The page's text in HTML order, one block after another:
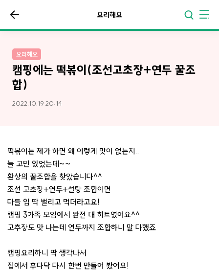
요리해요
요리해요
캠핑에는 떡볶이(조선고초장+연두 꿀조
합)
2022.10.19 20:14
떡볶이는 제가 하면 왜 이렇게 맛이 없는지..
늘 고민 있었는데~~
환상의 꿀조합을 찾았습니다^^
조선 고초장+연두+설탕 조합이면
다들 입 딱 벌리고 먹더라고요!
캠핑 3가족 모임에서 완전 대 히트였어요^^
고추장도 맛 나는데 연두까지 조합하니 말 다했죠
캠핑요리하니 딱 생각나서
집에서 후다닥 다시 한번 만들어 봤어요!